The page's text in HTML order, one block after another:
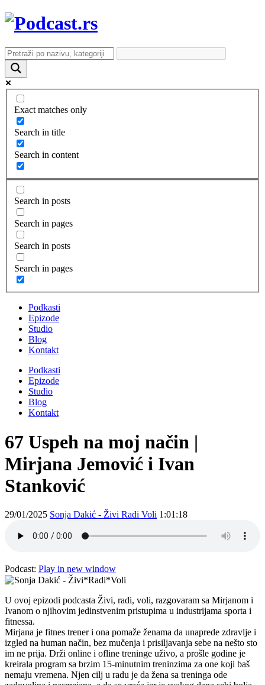
Exact matches only
Search in title
Search in content
Search in posts
Search in pages
Search in posts
Search in pages
Podkasti
Epizode
Studio
Blog
Kontakt
Podkasti
Epizode
Studio
Blog
Kontakt
67 Uspeh na moj način |
Mirjana Jemović i Ivan
Stanković
29/01/2025 Sonja Dakić - Živi Radi Voli 1:01:18
Podcast: Play in new window
U ovoj epizodi podcasta Živi, radi, voli, razgovaram sa Mirjanom i
Ivanom o njihovim jedinstvenim pristupima u industrijama sporta i
fitnessa.
Mirjana je fitnes trener i ona pomaže ženama da unaprede zdravlje i
izgled na human način, bez mučenja i prisiljavanja sebe na nešto sto
im ne prija. Drži online i ofline treninge uživo, a prošle godine je
kreirala program sa brzim 15-minutnim treninzima za one koji baš
nemaju vremena. Njen cilj u radu je da žena sa treninga ode